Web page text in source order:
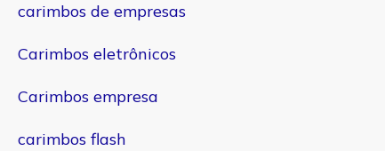
carimbos de empresas
Carimbos eletrônicos
Carimbos empresa
carimbos flash